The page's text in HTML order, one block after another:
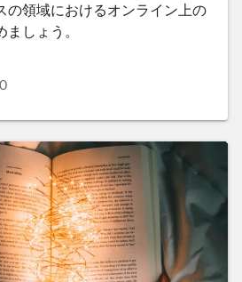
の領域におけるオンライン上の
しょう。